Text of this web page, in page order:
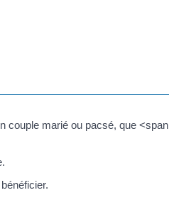
couple marié ou pacsé, que <span